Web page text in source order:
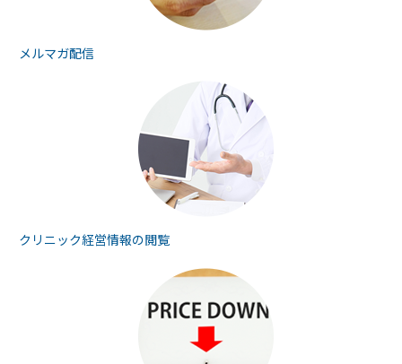
メルマガ配信
クリニック経営情報の閲覧